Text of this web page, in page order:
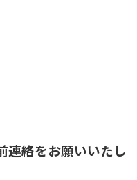
連絡をお願いいたし